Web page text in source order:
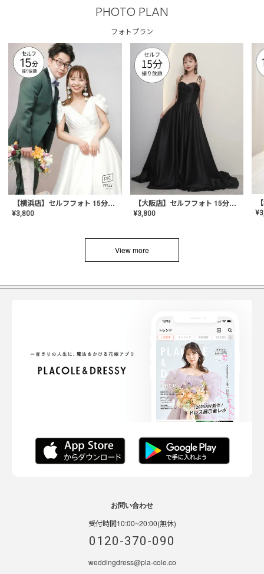
PHOTO PLAN
フォトプラン
【横浜店】セルフフォト 15分撮り放題プラン
¥3,800
【大阪店】セルフフォト 15分撮り放題プラン
¥3,800 ¥
View more
お問い合わせ
受付時間10:00~20:00(無休)
0120-370-090
weddingdress@pla-cole.co